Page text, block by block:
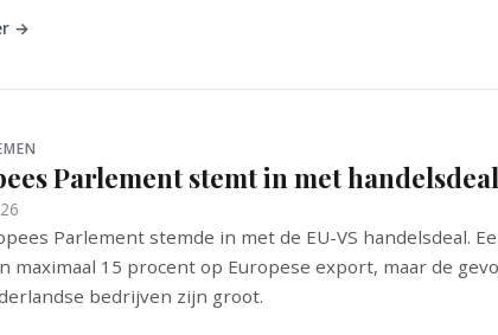
→
Parlement stemt in met
Parlement stemde in met de EU-VS handelsdeal.
maximaal 15 procent op Europese export, maar de
bedrijven zijn groot.